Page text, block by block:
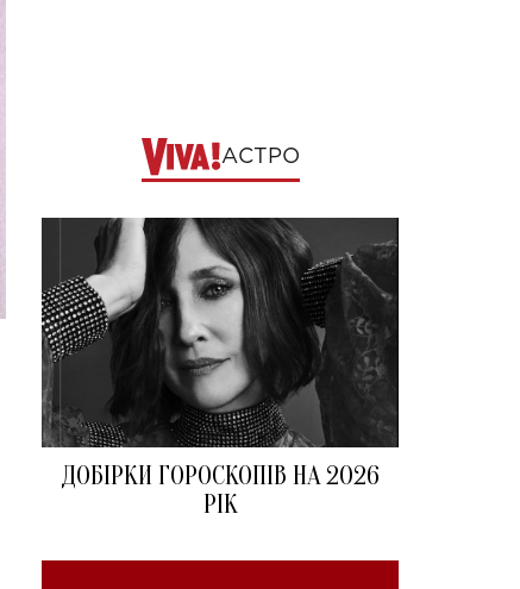
АСТРО
ДОБІРКИ ГОРОСКОПІВ НА 2026
РІК